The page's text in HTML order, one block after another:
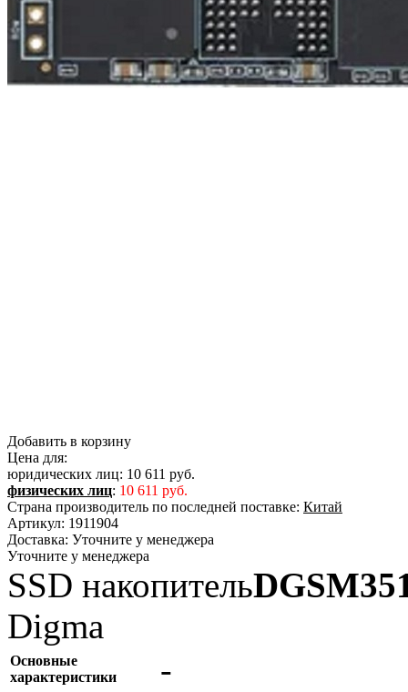
Добавить в корзину
Цена для:
юридических лиц: 10 611 руб.
физических лиц: 10 611 руб.
Страна производитель по последней поставке: Китай
Артикул: 1911904
Доставка: Уточните у менеджера
Уточните у менеджера
SSD накопитель
Digma
Основные
характеристики
-